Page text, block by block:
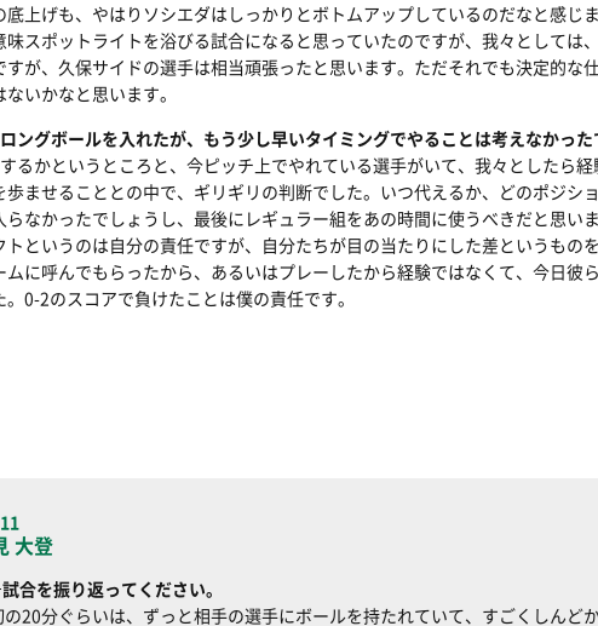
上げも、やはりソシエダはしっかりとボトムアップしているのだなと感じ
スポットライトを浴びる試合になると思っていたのですが、我々としては
が、久保サイドの選手は相当頑張ったと思います。ただそれでも決定的な
いかなと思います。
ングボールを入れたが、もう少し早いタイミングでやることは考えなかった
るかというところと、今ピッチ上でやれている選手がいて、我々としたら
ませることとの中で、ギリギリの判断でした。いつ代えるか、どのポジシ
なかったでしょうし、最後にレギュラー組をあの時間に使うべきだと思い
というのは自分の責任ですが、自分たちが目の当たりにした差というもの
に呼んでもらったから、あるいはプレーしたから経験ではなくて、今日彼
0-2のスコアで負けたことは僕の責任です。
大登
試合を振り返ってください。
の20分ぐらいは、ずっと相手の選手にボールを持たれていて、すごくしんど